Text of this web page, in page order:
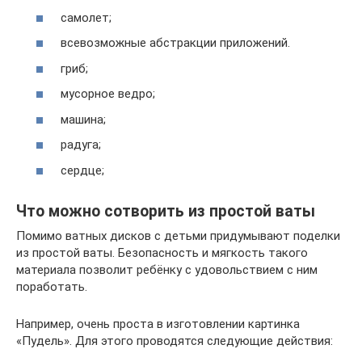
самолет;
всевозможные абстракции приложений.
гриб;
мусорное ведро;
машина;
радуга;
сердце;
Что можно сотворить из простой ваты
Помимо ватных дисков с детьми придумывают поделки
из простой ваты. Безопасность и мягкость такого
материала позволит ребёнку с удовольствием с ним
поработать.
Например, очень проста в изготовлении картинка
«Пудель». Для этого проводятся следующие действия: